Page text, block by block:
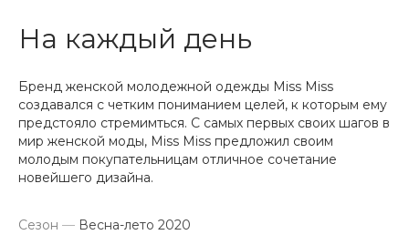
На каждый день
Бренд женской молодежной одежды Miss Miss
создавался с четким пониманием целей, к которым ему
предстояло стремимться. С самых первых своих шагов в
мир женской моды, Miss Miss предложил своим
молодым покупательницам отличное сочетание
новейшего дизайна.
Сезон — Весна-лето 2020